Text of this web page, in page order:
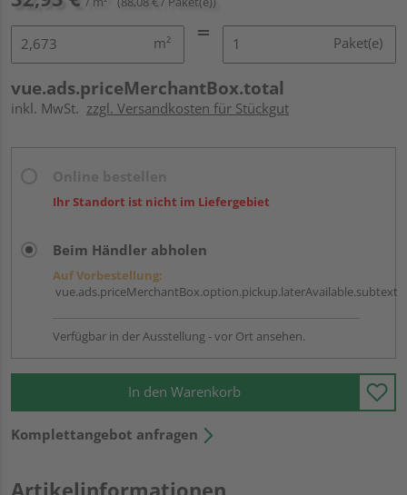
m² Paket(e)
vue.ads.priceMerchantBox.total
inkl. MwSt. zzgl. Versandkosten für Stückgut
Ihr Standort ist nicht im Liefergebiet
Beim Händler abholen
Auf Vorbestellung:
vue.ads.priceMerchantBox.option.pickup.laterAvailable.subtext
Verfügbar in der Ausstellung - vor Ort ansehen.
In den Warenkorb
Komplettangebot anfragen
Artikelinformationen